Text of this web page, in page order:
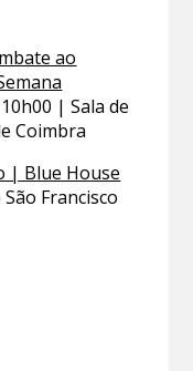
ao
| Sala de
Coimbra
| Blue House
Francisco